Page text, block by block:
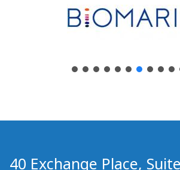
40 Exchange Place,